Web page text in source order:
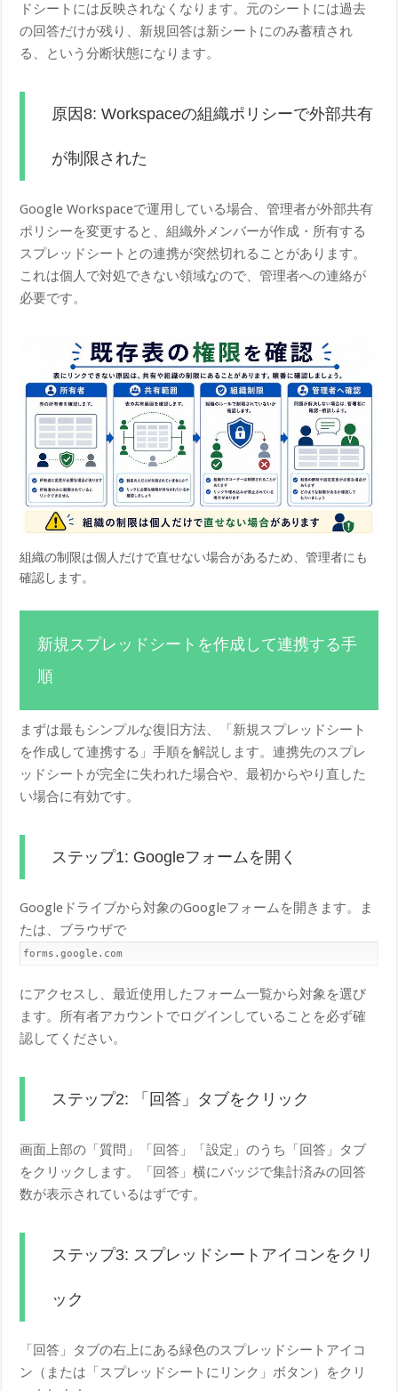
ドシートには反映されなくなります。元のシートには過去
の回答だけが残り、新規回答は新シートにのみ蓄積され
る、という分断状態になります。
原因8: Workspaceの組織ポリシーで外部共有
が制限された
Google Workspaceで運用している場合、管理者が外部共有
ポリシーを変更すると、組織外メンバーが作成・所有する
スプレッドシートとの連携が突然切れることがあります。
これは個人で対処できない領域なので、管理者への連絡が
必要です。
組織の制限は個人だけで直せない場合があるため、管理者にも
確認します。
新規スプレッドシートを作成して連携する手
順
まずは最もシンプルな復旧方法、「新規スプレッドシート
を作成して連携する」手順を解説します。連携先のスプレ
ッドシートが完全に失われた場合や、最初からやり直した
い場合に有効です。
ステップ1: Googleフォームを開く
Googleドライブから対象のGoogleフォームを開きます。ま
たは、ブラウザで
forms.google.com
にアクセスし、最近使用したフォーム一覧から対象を選び
ます。所有者アカウントでログインしていることを必ず確
認してください。
ステップ2: 「回答」タブをクリック
画面上部の「質問」「回答」「設定」のうち「回答」タブ
をクリックします。「回答」横にバッジで集計済みの回答
数が表示されているはずです。
ステップ3: スプレッドシートアイコンをクリ
ック
「回答」タブの右上にある緑色のスプレッドシートアイコ
ン（または「スプレッドシートにリンク」ボタン）をクリ